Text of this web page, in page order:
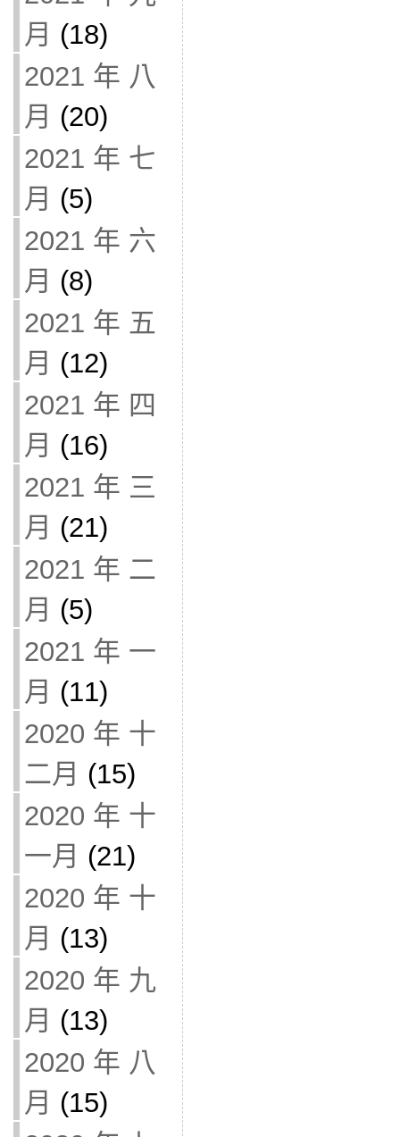
月 (18)
2021 年 八
月 (20)
2021 年 七
月 (5)
2021 年 六
月 (8)
2021 年 五
月 (12)
2021 年 四
月 (16)
2021 年 三
月 (21)
2021 年 二
月 (5)
2021 年 一
月 (11)
2020 年 十
二月 (15)
2020 年 十
一月 (21)
2020 年 十
月 (13)
2020 年 九
月 (13)
2020 年 八
月 (15)